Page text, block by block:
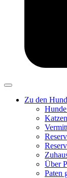
Zu den
Über
Paten